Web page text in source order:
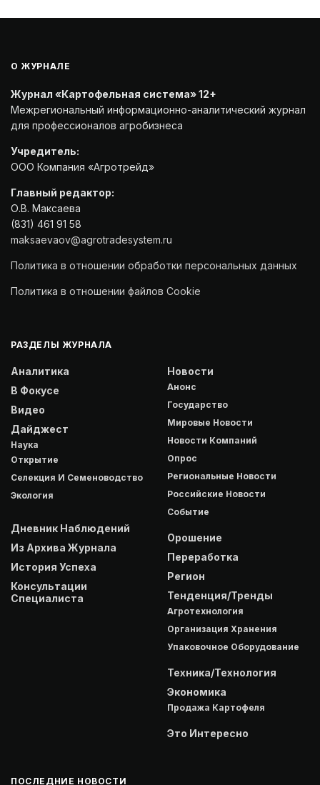
О ЖУРНАЛЕ
Журнал «Картофельная система» 12+
Межрегиональный информационно-аналитический журнал
для профессионалов агробизнеса
Учредитель:
ООО Компания «Агротрейд»
Главный редактор:
О.В. Максаева
(831) 461 91 58
maksaevaov@agrotradesystem.ru
Политика в отношении обработки персональных данных
Политика в отношении файлов Cookie
РАЗДЕЛЫ ЖУРНАЛА
Аналитика
В Фокусе
Видео
Дайджест
Наука
Открытие
Селекция И Семеноводство
Экология
Дневник Наблюдений
Из Архива Журнала
История Успеха
Консультации
Специалиста
Новости
Анонс
Государство
Мировые Новости
Новости Компаний
Опрос
Региональные Новости
Российские Новости
Событие
Орошение
Переработка
Регион
Тенденция/Тренды
Агротехнология
Организация Хранения
Упаковочное Оборудование
Техника/Технология
Экономика
Продажа Картофеля
Это Интересно
ПОСЛЕДНИЕ НОВОСТИ